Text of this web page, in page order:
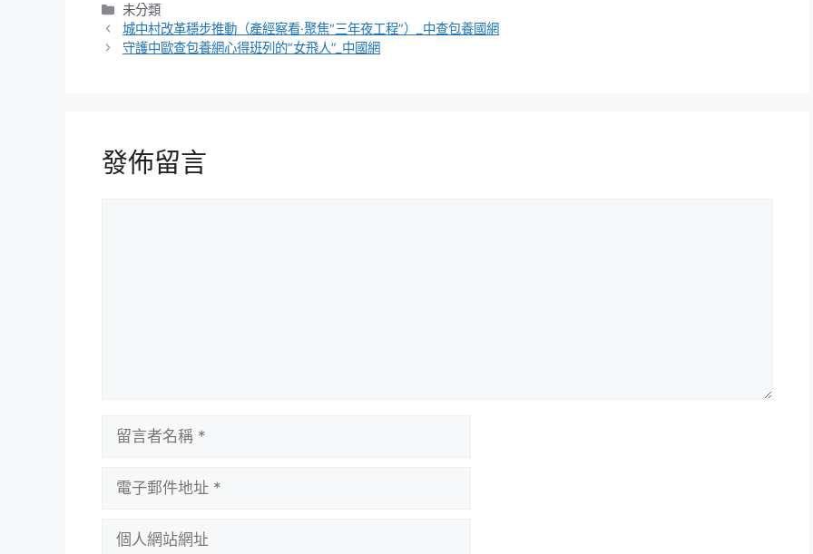
分
類
未分類
城中村改革穩步推動（產經察看·聚焦“三年夜工程”）_中查包養國網
守護中歐查包養網心得班列的“女飛人”_中國網
發佈留言